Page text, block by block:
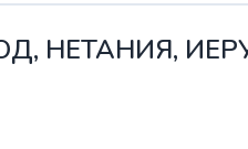
НЕТАНИЯ,